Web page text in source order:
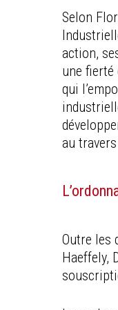
Selon
action,
une
qui
au
Outre les
Haeffely,